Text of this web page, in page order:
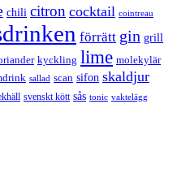
chili citron cocktail cointreau
förrätt gin grill
kyckling lime molekylär
sallad scan sifon skaldjur
svenskt kött sås tonic vaktelägg